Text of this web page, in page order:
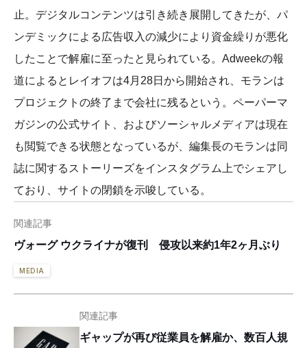
止。デジタルコンテンツは引き続き展開してきたが、パ
ンデミックによる広告収入の減少により資金繰りが悪化
したことで解雇に至ったと見られている。Adweekの報
道によるとレイオフは4月28日から開始され、モランは
プロジェクトの終了まで会社に残るという。ペーパーマ
ガジンの公式サイト、およびソーシャルメディアは現在
も閲覧できる状態となっているが、編集長のモランは同
誌に関するストーリーズをインスタグラム上でシェアし
ており、サイトの閉鎖を示唆している。
関連記事
ヴォーグ ウクライナが復刊 侵攻以来約1年2ヶ月ぶり
MEDIA
関連記事
ギャップが再び従業員を解雇か、数百人規